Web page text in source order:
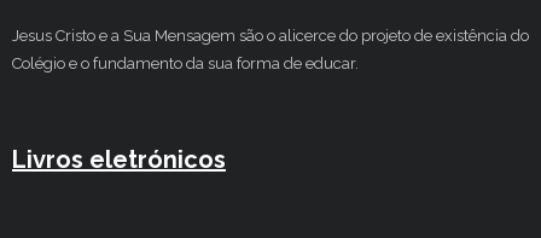
Jesus Cristo e a Sua Mensagem são o alicerce do projeto de existência do
Colégio e o fundamento da sua forma de educar.
Livros eletrónicos